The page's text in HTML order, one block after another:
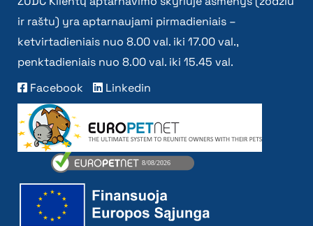
Informacija
Apie mus
Karjera
Struktūra ir kontaktinė informacija
Lūkesčių raštas
Vadovo darbotvarkė
Valdyba
Pranešk apie pažeidimą